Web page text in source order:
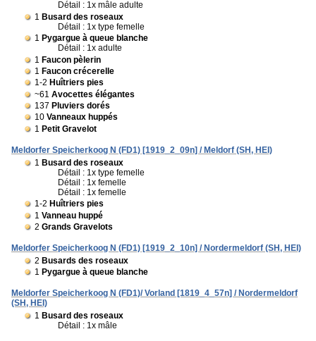
Détail : 1x mâle adulte
1 Busard des roseaux
Détail : 1x type femelle
1 Pygargue à queue blanche
Détail : 1x adulte
1 Faucon pèlerin
1 Faucon crécerelle
1-2 Huîtriers pies
~61 Avocettes élégantes
137 Pluviers dorés
10 Vanneaux huppés
1 Petit Gravelot
Meldorfer Speicherkoog N (FD1) [1919_2_09n] / Meldorf (SH, HEI)
1 Busard des roseaux
Détail : 1x type femelle
Détail : 1x femelle
Détail : 1x femelle
1-2 Huîtriers pies
1 Vanneau huppé
2 Grands Gravelots
Meldorfer Speicherkoog N (FD1) [1919_2_10n] / Nordermeldorf (SH, HEI)
2 Busards des roseaux
1 Pygargue à queue blanche
Meldorfer Speicherkoog N (FD1)/ Vorland [1819_4_57n] / Nordermeldorf
(SH, HEI)
1 Busard des roseaux
Détail : 1x mâle